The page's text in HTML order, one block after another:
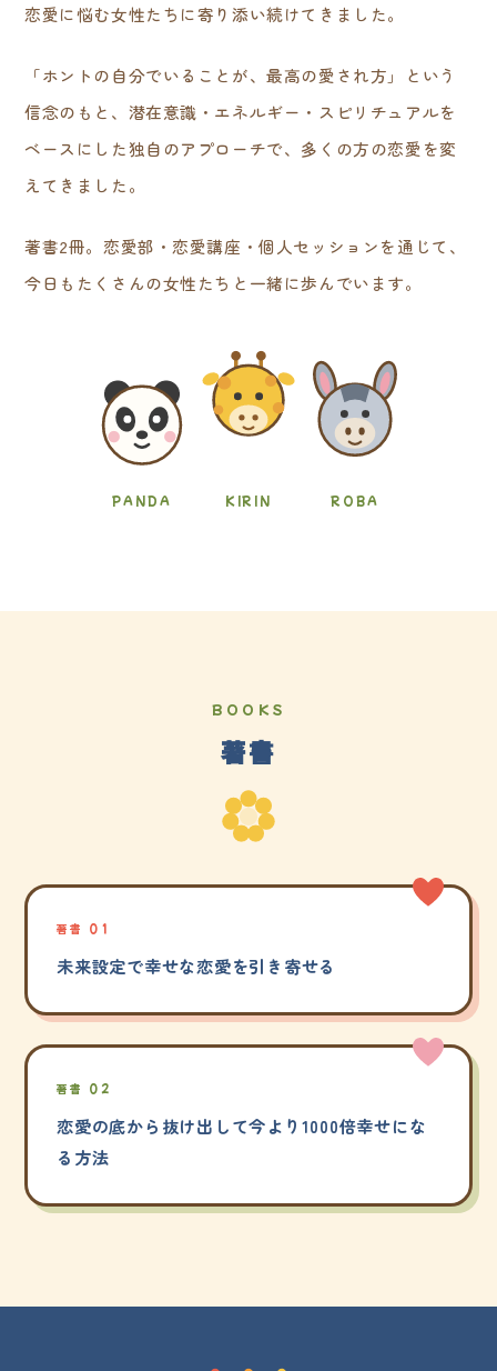
恋愛に悩む女性たちに寄り添い続けてきました。
「ホントの自分でいることが、最高の愛され方」という
信念のもと、潜在意識・エネルギー・スピリチュアルを
ベースにした独自のアプローチで、多くの方の恋愛を変
えてきました。
著書2冊。恋愛部・恋愛講座・個人セッションを通じて、
今日もたくさんの女性たちと一緒に歩んでいます。
PANDA KIRIN ROBA
BOOKS
著書
著書 01
未来設定で幸せな恋愛を引き寄せる
著書 02
恋愛の底から抜け出して今より1000倍幸せにな
る方法